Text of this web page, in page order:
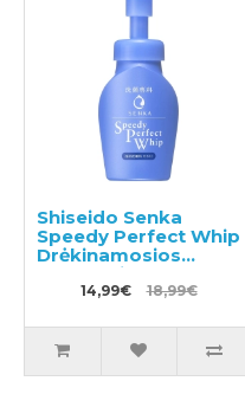
Shiseido Senka
Speedy Perfect Whip
Drėkinamosios
valomosios putos su
hialurono rūgštimi
14,99€ 18,99€